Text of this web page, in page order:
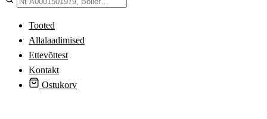
Tooted
Allalaadimised
Ettevõttest
Kontakt
Ostukorv